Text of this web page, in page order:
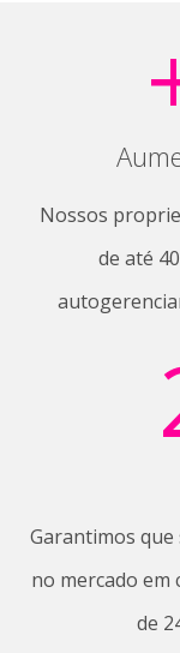
Nossos
de até
Garantimos
no mercado em
de